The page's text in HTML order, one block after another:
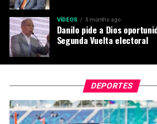
VÍDEOS 3 months ago
Danilo pide a Dios
Segunda Vuelta electoral
DEPORTES